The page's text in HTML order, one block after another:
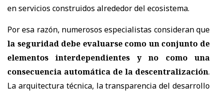
en servicios construidos alrededor del ecosistema.
Por esa razón, numerosos especialistas consideran que
la seguridad debe evaluarse como un conjunto de
elementos interdependientes y no como una
consecuencia automática de la descentralización.
La arquitectura técnica, la transparencia del desarrollo